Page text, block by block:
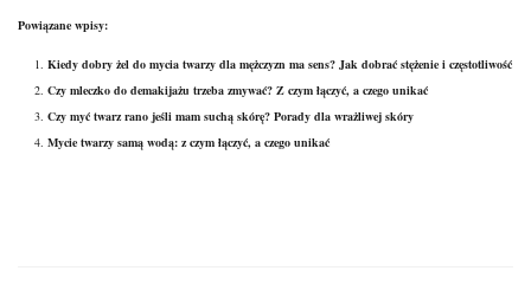
Powiązane wpisy:
Kiedy dobry żel do mycia twarzy dla mężczyzn ma sens? Jak dobrać stężenie i częstotliwość
Czy mleczko do demakijażu trzeba zmywać? Z czym łączyć, a czego unikać
Czy myć twarz rano jeśli mam suchą skórę? Porady dla wrażliwej skóry
Mycie twarzy samą wodą: z czym łączyć, a czego unikać